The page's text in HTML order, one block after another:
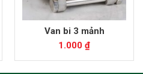
Van bi 3 mảnh
1.000 ₫